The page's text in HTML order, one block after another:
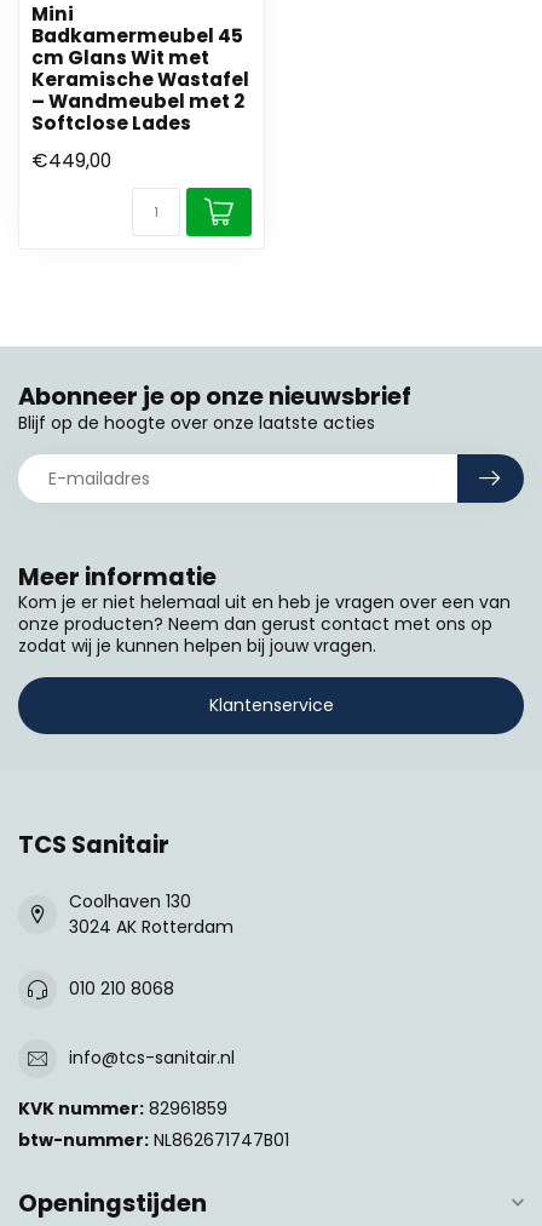
Mini
Badkamermeubel 45
cm Glans Wit met
Keramische Wastafel
– Wandmeubel met 2
Softclose Lades
€449,00
Meer informatie
Kom je er niet helemaal uit en heb je vragen over een van
onze producten? Neem dan gerust contact met ons op
zodat wij je kunnen helpen bij jouw vragen.
Klantenservice
Abonneer je op onze nieuwsbrief
Blijf op de hoogte over onze laatste acties
TCS Sanitair
Coolhaven 130
3024 AK Rotterdam
010 210 8068
info@tcs-sanitair.nl
KVK nummer: 82961859
btw-nummer: NL862671747B01
Openingstijden